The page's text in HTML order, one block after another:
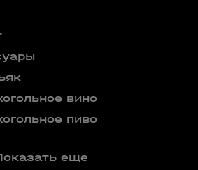
вино
пиво
еще